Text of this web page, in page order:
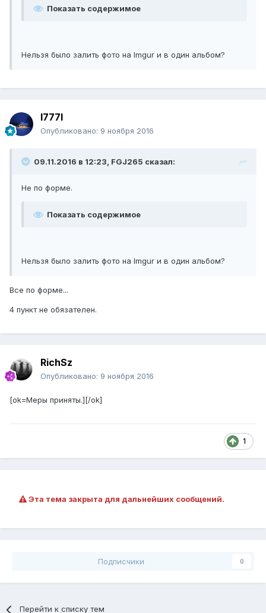
Показать содержимое
Нельзя было залить фото на Imgur и в один альбом?
l777l
Опубликовано: 9 ноября 2016
09.11.2016 в 12:23, FGJ265 сказал:
Не по форме.
Показать содержимое
Нельзя было залить фото на Imgur и в один альбом?
Все по форме...
4 пункт не обязателен.
RichSz
Опубликовано: 9 ноября 2016
[ok=Меры приняты.][/ok]
1
Эта тема закрыта для дальнейших сообщений.
Подписчики 0
Перейти к списку тем